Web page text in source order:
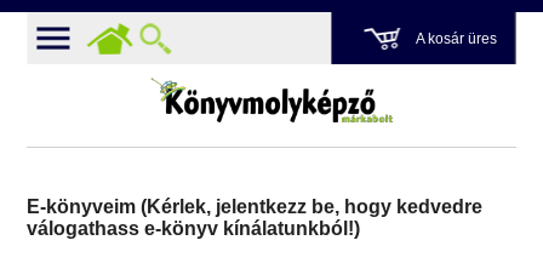
A kosár üres
E-könyveim (Kérlek, jelentkezz be, hogy kedvedre
válogathass e-könyv kínálatunkból!)